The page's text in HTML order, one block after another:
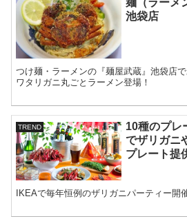
麺（ラーメ
池袋店
つけ麺・ラーメンの『麺屋武蔵』池袋店
ワタリガニ丸ごとラーメン登場！
TREND
10種のプレ
でザリガニ
プレート提
IKEAで毎年恒例のザリガニパーティー開